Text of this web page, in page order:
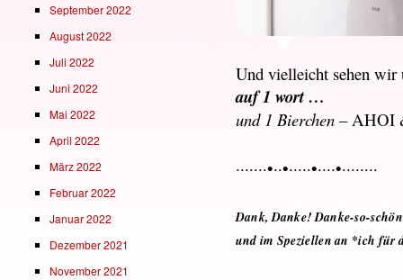
Und vielleicht sehen wir
auf 1 wort …
und 1 Bierchen– AHOI
·······•··•·····•····•········
Dank, Danke! Danke-so-
und im Speziellen an *ich für
September 2022
August 2022
Juli 2022
Juni 2022
Mai 2022
April 2022
März 2022
Februar 2022
Januar 2022
Dezember 2021
November 2021